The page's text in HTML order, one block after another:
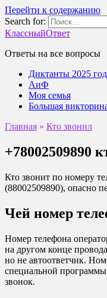
Перейти к содержанию
Search for:
КлассныйОтвет
Ответы на все вопросы
Диктанты 2025 год
АиФ
Моя семья
Большая
Главная » Кто звонил
+78002509890
Кто звонит по номеру
(88002509890), опасно
Чей номер
Номер телефона
на другом конце
но не автоответчик.
специальной
звонок.